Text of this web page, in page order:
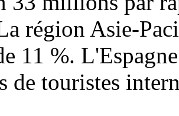
région Asie-
11 %.
de touristes